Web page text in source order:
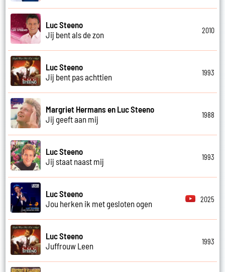
Luc Steeno
Jij bent als de zon
2010
Luc Steeno
Jij bent pas achttien
1993
Margriet Hermans en Luc Steeno
Jij geeft aan mij
1988
Luc Steeno
Jij staat naast mij
1993
Luc Steeno
Jou herken ik met gesloten ogen
2025
Luc Steeno
Juffrouw Leen
1993